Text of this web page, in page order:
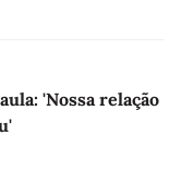
'Nossa relação